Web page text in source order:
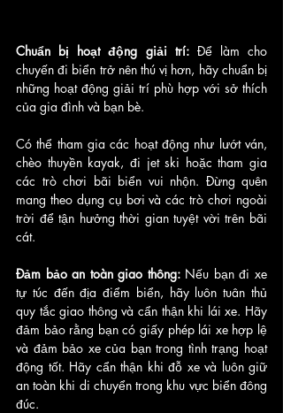
Chuẩn bị hoạt động giải trí: Để làm cho
chuyến đi biển trở nên thú vị hơn, hãy chuẩn bị
những hoạt động giải trí phù hợp với sở thích
của gia đình và bạn bè.
Có thể tham gia các hoạt động như lướt ván,
chèo thuyền kayak, đi jet ski hoặc tham gia
các trò chơi bãi biển vui nhộn. Đừng quên
mang theo dụng cụ bơi và các trò chơi ngoài
trời để tận hưởng thời gian tuyệt vời trên bãi
cát.
Đảm bảo an toàn giao thông: Nếu bạn đi xe
tự túc đến địa điểm biển, hãy luôn tuân thủ
quy tắc giao thông và cẩn thận khi lái xe. Hãy
đảm bảo rằng bạn có giấy phép lái xe hợp lệ
và đảm bảo xe của bạn trong tình trạng hoạt
động tốt. Hãy cẩn thận khi đỗ xe và luôn giữ
an toàn khi di chuyển trong khu vực biển đông
đúc.